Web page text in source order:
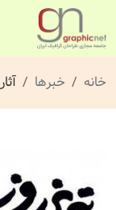
خانه خبرها